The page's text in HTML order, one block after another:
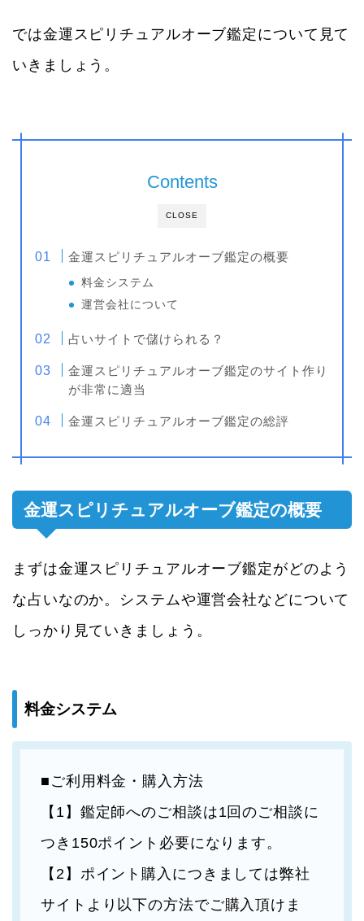
では金運スピリチュアルオーブ鑑定について見て
いきましょう。
CLOSE
Contents
金運スピリチュアルオーブ鑑定の概要
料金システム
運営会社について
占いサイトで儲けられる？
金運スピリチュアルオーブ鑑定のサイト作り
が非常に適当
金運スピリチュアルオーブ鑑定の総評
金運スピリチュアルオーブ鑑定の概要
まずは金運スピリチュアルオーブ鑑定がどのよう
な占いなのか。システムや運営会社などについて
しっかり見ていきましょう。
料金システム
■ご利用料金・購入方法
【1】鑑定師へのご相談は1回のご相談に
つき150ポイント必要になります。
【2】ポイント購入につきましては弊社
サイトより以下の方法でご購入頂けま